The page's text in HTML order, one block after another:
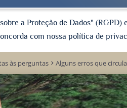
a Proteção de Dados"
com nossa política de
às perguntas keyboard_arrow_right Alguns erros que